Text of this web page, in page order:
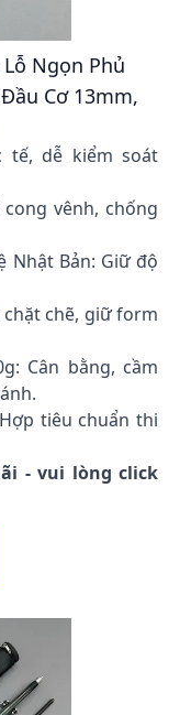
Lỗ Ngọn Phủ
Cơ 13mm,
tế, dễ kiểm soát
vênh, chống
Nhật Bản: Giữ độ
chặt chẽ, giữ form
Cân bằng, cầm
tiêu chuẩn thi
- vui lòng click